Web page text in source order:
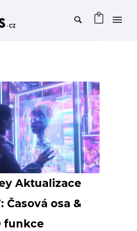
Aktualizace
Časová osa &
funkce